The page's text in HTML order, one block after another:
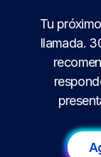
Tu
llamada.